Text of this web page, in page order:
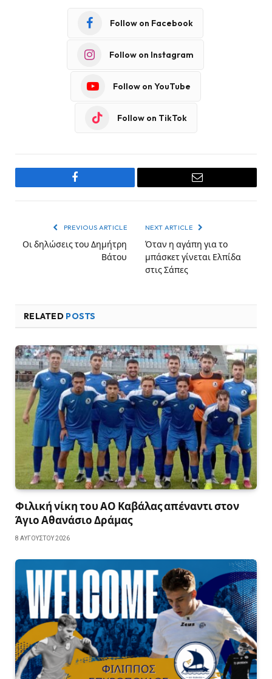
Follow on Facebook
Follow on Instagram
Follow on YouTube
Follow on TikTok
Facebook Email
PREVIOUS ARTICLE
Οι δηλώσεις του Δημήτρη
Βάτου
NEXT ARTICLE
Όταν η αγάπη για το
μπάσκετ γίνεται Ελπίδα
στις Σάπες
RELATED POSTS
Φιλική νίκη του ΑΟ Καβάλας απέναντι στον
Άγιο Αθανάσιο Δράμας
8 ΑΥΓΟΎΣΤΟΥ 2026